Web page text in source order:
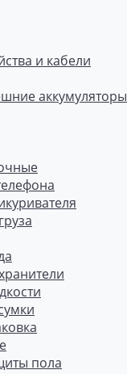
и кабели
аккумуляторы
пола